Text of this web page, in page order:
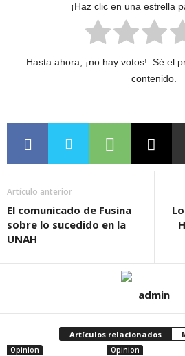
¡Haz clic en una estrella
Hasta ahora, ¡no hay votos!. Sé el
contenido.
Artículo anterior
El comunicado de Fusina
sobre lo sucedido en la
UNAH
admin
Artículos relacionados
Opinion Opinion